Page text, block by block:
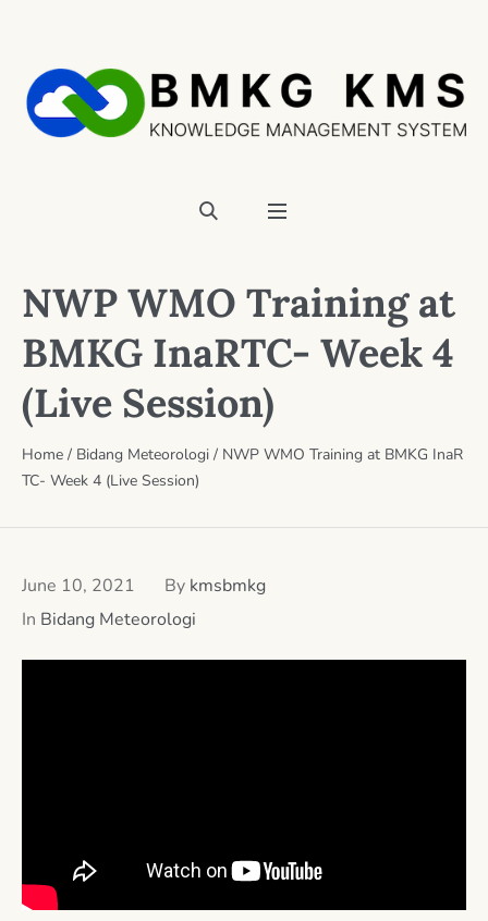
NWP WMO Training at
BMKG InaRTC- Week 4
(Live Session)
Home / Bidang Meteorologi / NWP WMO Training at BMKG InaR
TC- Week 4 (Live Session)
June 10, 2021 By kmsbmkg
In Bidang Meteorologi